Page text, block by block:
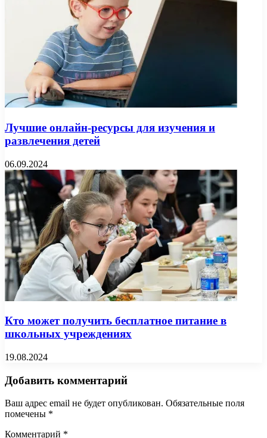
Лучшие онлайн-ресурсы для изучения и
развлечения детей
06.09.2024
Кто может получить бесплатное питание в
школьных учреждениях
19.08.2024
Добавить комментарий
Ваш адрес email не будет опубликован. Обязательные поля
помечены *
Комментарий *